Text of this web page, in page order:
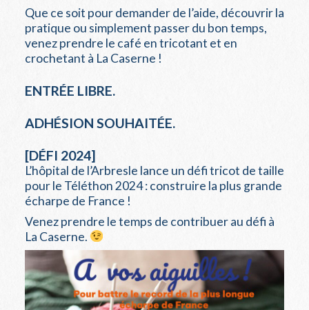
Que ce soit pour demander de l’aide, découvrir la
pratique ou simplement passer du bon temps,
venez prendre le café en tricotant et en
crochetant à La Caserne !
ENTRÉE LIBRE.
ADHÉSION SOUHAITÉE.
[DÉFI 2024]
L’hôpital de l’Arbresle lance un défi tricot de taille
pour le Téléthon 2024 : construire la plus grande
écharpe de France !
Venez prendre le temps de contribuer au défi à
La Caserne.